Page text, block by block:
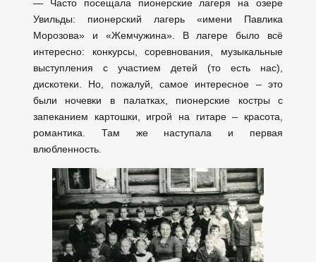
— Часто посещала пионерские лагеря на озере
Увильды: пионерский лагерь «имени Павлика
Морозова» и «Жемчужина». В лагере было всё
интересно: конкурсы, соревнования, музыкальные
выступления с участием детей (то есть нас),
дискотеки. Но, пожалуй, самое интересное – это
были ночевки в палатках, пионерские костры с
запеканием картошки, игрой на гитаре – красота,
романтика. Там же наступала и первая
влюбленность.